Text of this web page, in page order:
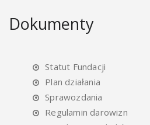
Dokumenty
Statut Fundacji
Plan działania
Sprawozdania
Regulamin darowizn